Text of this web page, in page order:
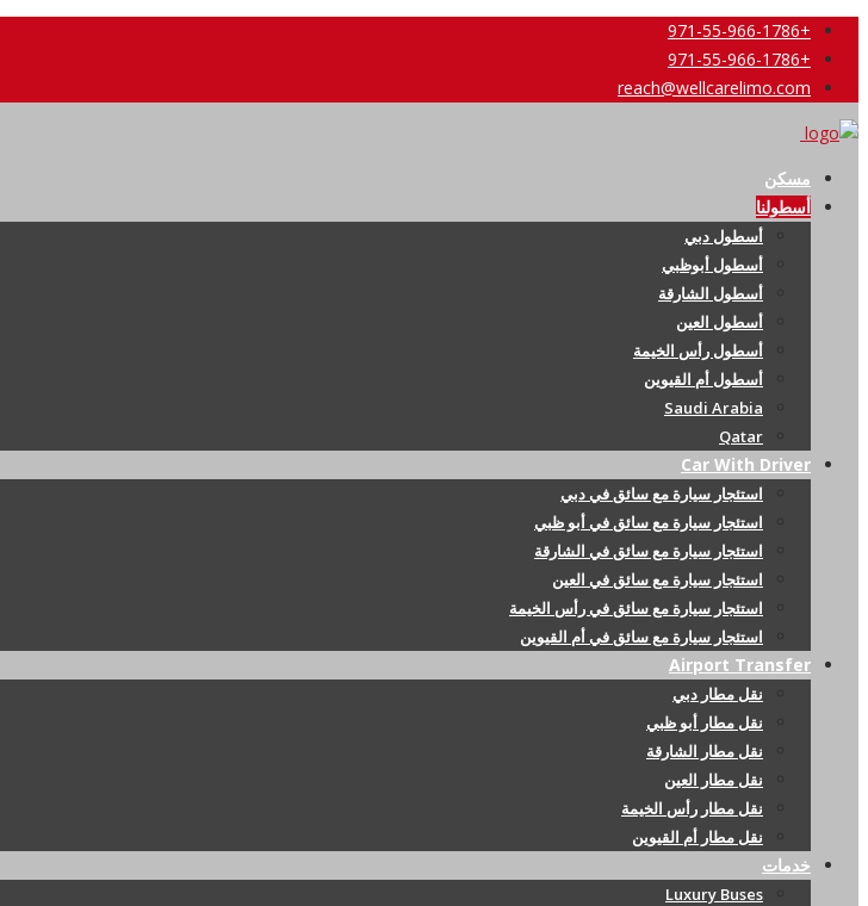
+971-55-966-1786
+971-55-966-1786
reach@wellcarelimo.com
مسكن
أسطولنا
أسطول دبي
أسطول أبوظبي
أسطول الشارقة
أسطول العين
أسطول رأس الخيمة
أسطول أم القيوين
Saudi Arabia
Qatar
Car With Driver
استئجار سيارة مع سائق في دبي
استئجار سيارة مع سائق في أبو ظبي
استئجار سيارة مع سائق في الشارقة
استئجار سيارة مع سائق في العين
استئجار سيارة مع سائق في رأس الخيمة
استئجار سيارة مع سائق في أم القيوين
Airport Transfer
نقل مطار دبي
نقل مطار أبو ظبي
نقل مطار الشارقة
نقل مطار العين
نقل مطار رأس الخيمة
نقل مطار أم القيوين
خدمات
Luxury Buses